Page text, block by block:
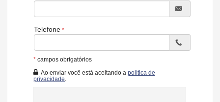
Telefone
* campos obrigatórios
Ao enviar você está aceitando a política de
privacidade